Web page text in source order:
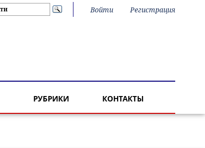
Войти Регистрация
РУБРИКИ КОНТАКТЫ